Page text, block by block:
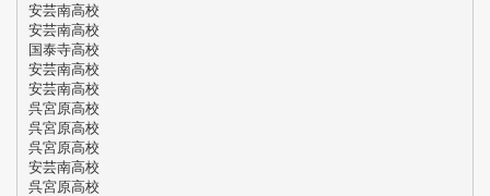
安芸南高校
安芸南高校
国泰寺高校
安芸南高校
安芸南高校
呉宮原高校
呉宮原高校
呉宮原高校
安芸南高校
呉宮原高校